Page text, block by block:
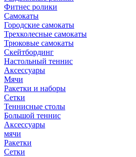
Фитнес ролики
Самокаты
Городские самокаты
Трехколесные самокаты
Трюковые самокаты
Скейтбординг
Настольный теннис
Аксессуары
Мячи
Ракетки и наборы
Сетки
Теннисные столы
Большой теннис
Аксессуары
мячи
Ракетки
Сетки